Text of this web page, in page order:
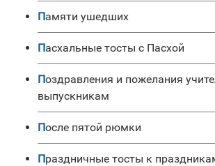
Памяти ушедших
Пасхальные тосты с Пасхой
Поздравления и пожелания учителям и
выпускникам
После пятой рюмки
Праздничные тосты к